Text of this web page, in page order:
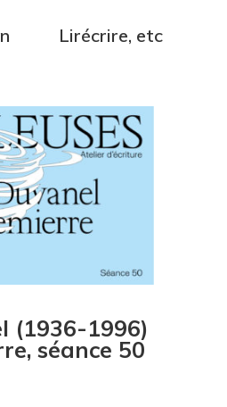
Lirécrire, etc
(1936-1996)
séance 50